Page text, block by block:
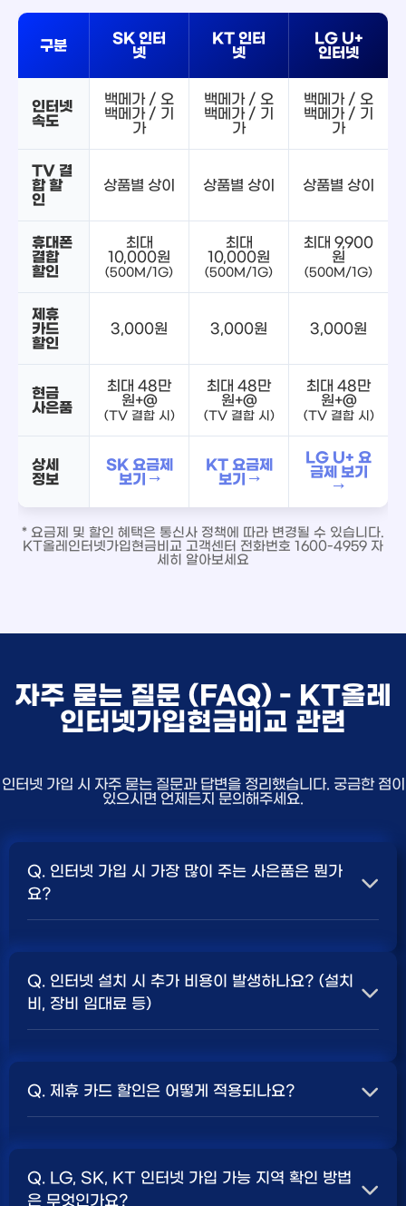
구분
SK 인터
넷
KT 인터
넷
LG U+
인터넷
인터넷
속도
백메가 / 오
백메가 / 기
가
백메가 / 오
백메가 / 기
가
백메가 / 오
백메가 / 기
가
TV 결
합 할
인
상품별 상이 상품별 상이 상품별 상이
휴대폰
결합
할인
최대
10,000원
(500M/1G)
최대
10,000원
(500M/1G)
최대 9,900
원
(500M/1G)
제휴
카드
할인
3,000원 3,000원 3,000원
현금
사은품
최대 48만
원+@
(TV 결합 시)
최대 48만
원+@
(TV 결합 시)
최대 48만
원+@
(TV 결합 시)
상세
정보
SK 요금제
보기 →
KT 요금제
보기 →
LG U+ 요
금제 보기
→
* 요금제 및 할인 혜택은 통신사 정책에 따라 변경될 수 있습니다.
KT올레인터넷가입현금비교 고객센터 전화번호 1600-4959 자
세히 알아보세요
자주 묻는 질문 (FAQ) - KT올레
인터넷가입현금비교 관련
인터넷 가입 시 자주 묻는 질문과 답변을 정리했습니다. 궁금한 점이
있으시면 언제든지 문의해주세요.
Q. 인터넷 가입 시 가장 많이 주는 사은품은 뭔가
요?
보통 500Mbps 또는 1Gbps 인터넷을 TV와 결합하여
가입할 때현금 사은품
세요.
Q. 인터넷 설치 시 추가 비용이 발생하나요? (설치
비, 장비 임대료 등)
청구되는 경우가 많습니다. 다만, 인터넷 상품 및 프로모션
책 확인 필수.
Q. 제휴 카드 할인은 어떻게 적용되나요?
에서 일정 금액이 할인됩니다. 할인 금액과 조건은 카드사
Q. LG, SK, KT 인터넷 가입 가능 지역 확인 방법
은 무엇인가요?